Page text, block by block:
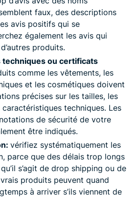
faux, des descriptions
avis positifs qui se
également les avis qui
produits.
ou certificats
comme les vêtements, les
et les cosmétiques doivent
précises sur les tailles, les
techniques. Les
de sécurité de votre
être indiqués.
vérifiez systématiquement les
parce que des délais trop longs
s’agit de drop shipping ou de
produits peuvent quand
à arriver s’ils viennent de